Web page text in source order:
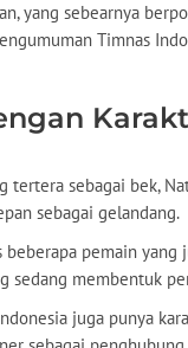
yang sebearnya
Timnas
tertera sebagai bek,
sebagai gelandang.
beberapa pemain
sedang membentuk
juga punya